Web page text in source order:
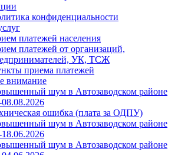
конфиденциальности
платежей населения
платежей от организаций,
УК, ТСЖ
приема платежей
внимание
шум в Автозаводском районе
ошибка (плата за ОДПУ)
шум в Автозаводском районе
18.06.2026
шум в Автозаводском районе